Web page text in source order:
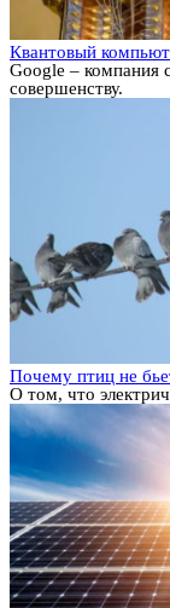
Квантовый
Google – компания
совершенству.
Почему птиц не
О том, что